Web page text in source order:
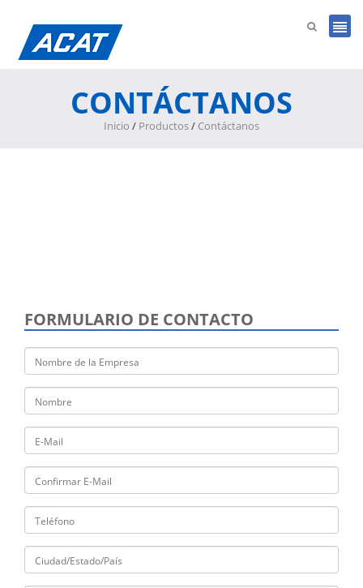
CONTÁCTANOS
Inicio / Productos/ Contáctanos
FORMULARIO DE CONTACTO